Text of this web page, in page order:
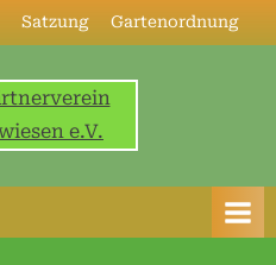
Satzung Gartenordnung
e